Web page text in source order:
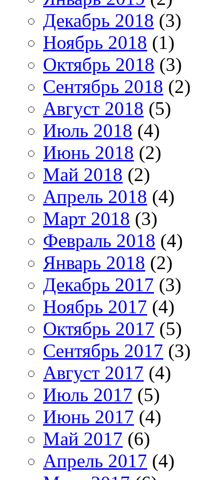
Декабрь 2018 (3)
Ноябрь 2018 (1)
Октябрь 2018 (3)
Сентябрь 2018 (2)
Август 2018 (5)
Июль 2018 (4)
Июнь 2018 (2)
Май 2018 (2)
Апрель 2018 (4)
Март 2018 (3)
Февраль 2018 (4)
Январь 2018 (2)
Декабрь 2017 (3)
Ноябрь 2017 (4)
Октябрь 2017 (5)
Сентябрь 2017 (3)
Август 2017 (4)
Июль 2017 (5)
Июнь 2017 (4)
Май 2017 (6)
Апрель 2017 (4)